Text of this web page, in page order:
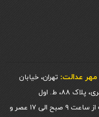
مهر عدالت: تهران، خیابان
۸۸، ط. اول
ساعات کاری: همه روزه شنبه تا چهارشنبه از ساعت ۹ صبح الی ۱۷ عصر و